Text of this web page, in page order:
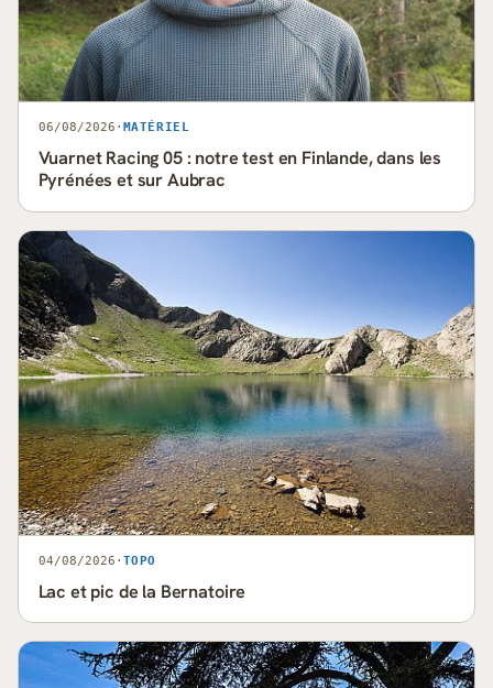
06/08/2026 · MATÉRIEL
Vuarnet Racing 05 : notre test en Finlande, dans les
Pyrénées et sur Aubrac
04/08/2026 · TOPO
Lac et pic de la Bernatoire